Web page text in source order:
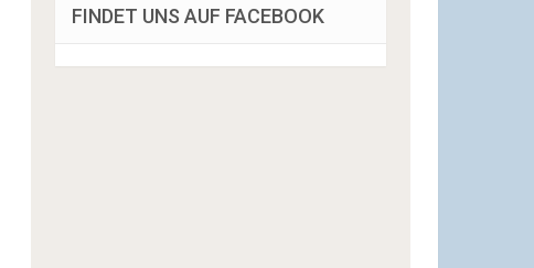
FINDET UNS AUF FACEBOOK